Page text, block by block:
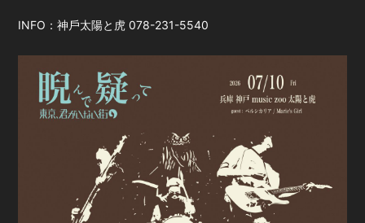
INFO：神⼾太陽と⻁078-231-5540